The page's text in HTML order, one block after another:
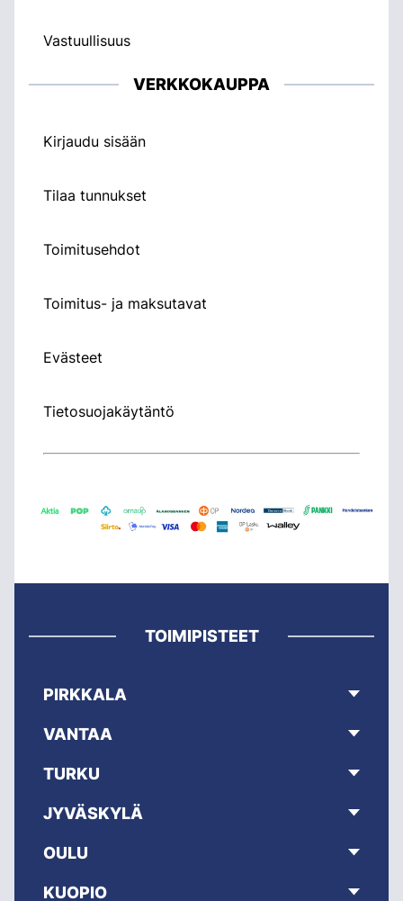
Vastuullisuus
VERKKOKAUPPA
Kirjaudu sisään
Tilaa tunnukset
Toimitusehdot
Toimitus- ja maksutavat
Evästeet
Tietosuojakäytäntö
TOIMIPISTEET
PIRKKALA
VANTAA
TURKU
JYVÄSKYLÄ
OULU
KUOPIO